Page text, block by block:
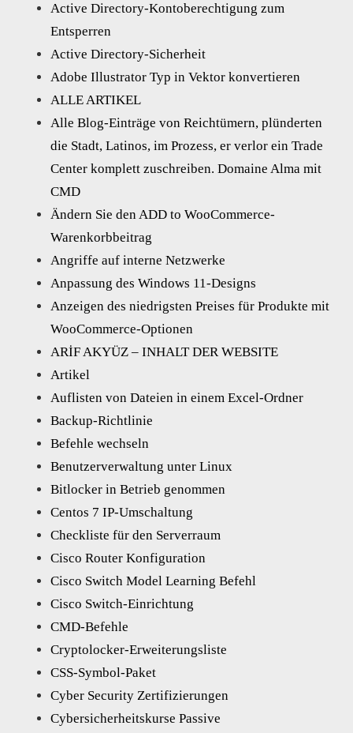
Active Directory-Kontoberechtigung zum
Entsperren
Active Directory-Sicherheit
Adobe Illustrator Typ in Vektor konvertieren
ALLE ARTIKEL
Alle Blog-Einträge von Reichtümern, plünderten
die Stadt, Latinos, im Prozess, er verlor ein Trade
Center komplett zuschreiben. Domaine Alma mit
CMD
Ändern Sie den ADD to WooCommerce-
Warenkorbbeitrag
Angriffe auf interne Netzwerke
Anpassung des Windows 11-Designs
Anzeigen des niedrigsten Preises für Produkte mit
WooCommerce-Optionen
ARİF AKYÜZ – INHALT DER WEBSITE
Artikel
Auflisten von Dateien in einem Excel-Ordner
Backup-Richtlinie
Befehle wechseln
Benutzerverwaltung unter Linux
Bitlocker in Betrieb genommen
Centos 7 IP-Umschaltung
Checkliste für den Serverraum
Cisco Router Konfiguration
Cisco Switch Model Learning Befehl
Cisco Switch-Einrichtung
CMD-Befehle
Cryptolocker-Erweiterungsliste
CSS-Symbol-Paket
Cyber Security Zertifizierungen
Cybersicherheitskurse Passive